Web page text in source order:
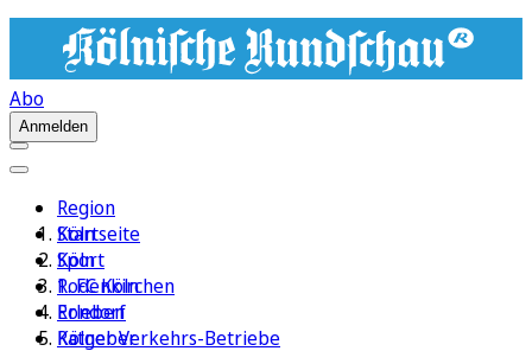
Abo
Anmelden
Region
Köln
Sport
1. FC Köln
Erleben
Ratgeber
Startseite
Köln
Rodenkirchen
Rondorf
Kölner Verkehrs-Betriebe